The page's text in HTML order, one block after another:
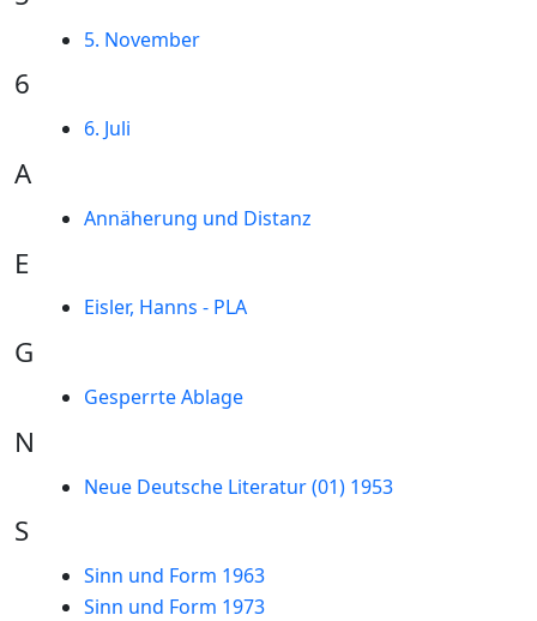
5. November
6
6. Juli
A
Annäherung und Distanz
E
Eisler, Hanns - PLA
G
Gesperrte Ablage
N
Neue Deutsche Literatur (01) 1953
S
Sinn und Form 1963
Sinn und Form 1973